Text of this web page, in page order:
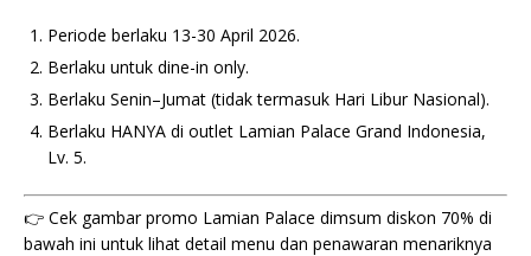
Periode berlaku 13-30 April 2026.
Berlaku untuk dine-in only.
Berlaku Senin–Jumat (tidak termasuk Hari Libur Nasional).
Berlaku HANYA di outlet Lamian Palace Grand Indonesia,
Lv. 5.
👉 Cek gambar promo Lamian Palace dimsum diskon 70% di
bawah ini untuk lihat detail menu dan penawaran menariknya